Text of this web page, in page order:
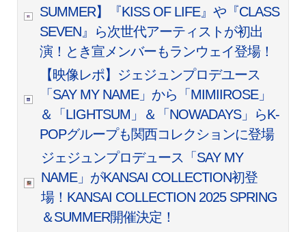
SUMMER】『KISS OF LIFE』や『CLASS
SEVEN』ら次世代アーティストが初出
演！とき宣メンバーもランウェイ登場！
【映像レポ】ジェジュンプロデユース
「SAY MY NAME」から「MIMIIROSE」
＆「LIGHTSUM」＆「NOWADAYS」らK-
POPグループも関西コレクションに登場
ジェジュンプロデュース「SAY MY
NAME」がKANSAI COLLECTION初登
場！KANSAI COLLECTION 2025 SPRING
＆SUMMER開催決定！